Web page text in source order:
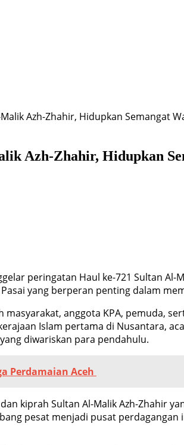
Azh-Zhahir, Hidupkan Semangat
Azh-Zhahir, Hidupkan
peringatan Haul ke-721 Sultan
yang berperan penting dalam
anggota KPA, pemuda,
Islam pertama di Nusantara,
diwariskan para pendahulu.
Perdamaian Aceh
kiprah Sultan Al-Malik Azh-Zhahir
pesat menjadi pusat